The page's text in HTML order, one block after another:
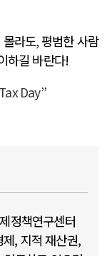
라도, 평범한 사람
하길 바란다!
Day”
정책연구센터
, 지적 재산권,